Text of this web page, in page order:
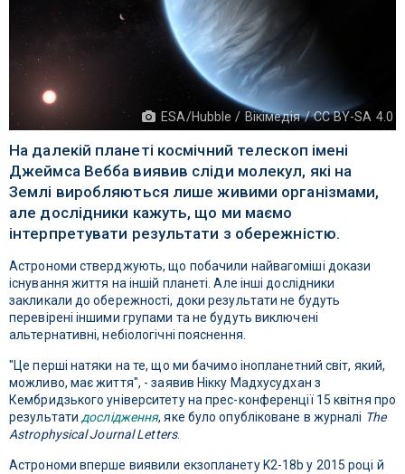
ESA/Hubble / Вікімедія / CC BY-SA 4.0
На далекій планеті космічний телескоп імені
Джеймса Вебба виявив сліди молекул, які на
Землі виробляються лише живими організмами,
але дослідники кажуть, що ми маємо
інтерпретувати результати з обережністю.
Астрономи стверджують, що побачили найвагоміші докази
існування життя на іншій планеті. Але інші дослідники
закликали до обережності, доки результати не будуть
перевірені іншими групами та не будуть виключені
альтернативні, небіологічні пояснення.
"Це перші натяки на те, що ми бачимо інопланетний світ, який,
можливо, має життя", - заявив Нікку Мадхусудхан з
Кембридзького університету на прес-конференції 15 квітня про
результатидослідження, яке було опубліковане в журналі The
Astrophysical Journal Letters.
Астрономи вперше виявили екзопланету K2-18b у 2015 році й